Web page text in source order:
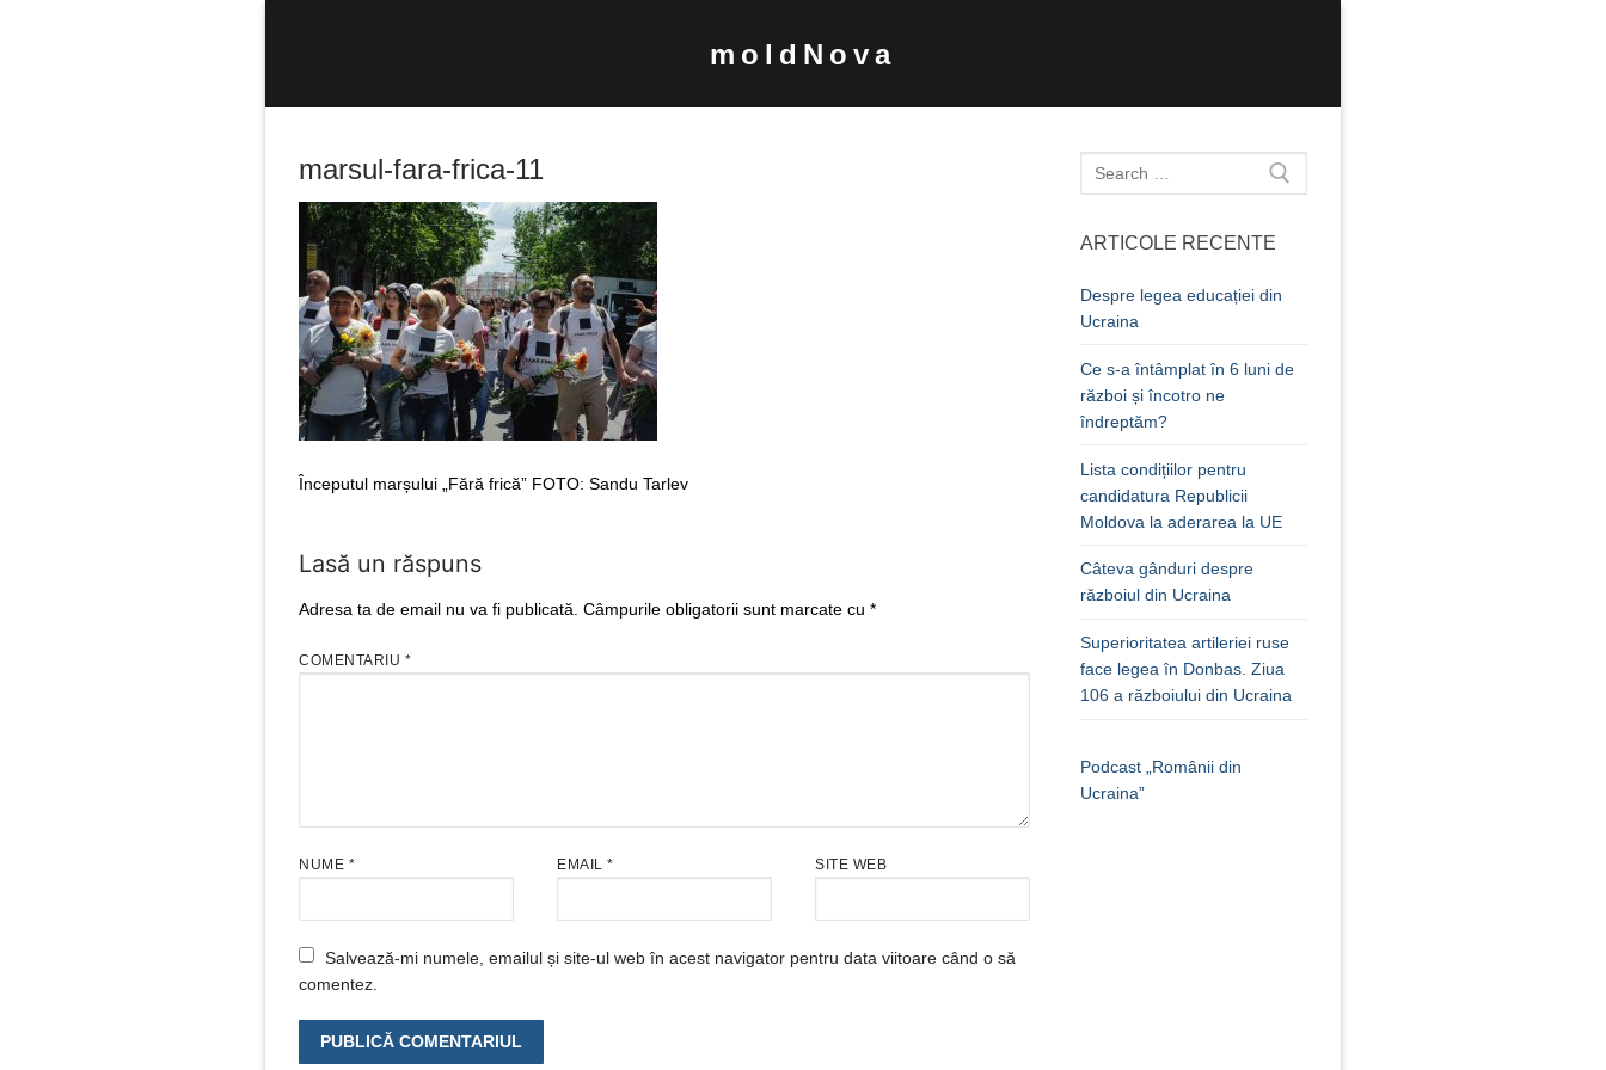
moldNova
Caută
după:
marsul-fara-frica-11
Începutul marșului „Fără frică” FOTO: Sandu Tarlev
Lasă un răspuns
Adresa ta de email nu va fi publicată. Câmpurile obligatorii sunt marcate cu *
COMENTARIU *
NUME * EMAIL * SITE WEB
Salvează-mi numele, emailul și site-ul web în acest navigator pentru data viitoare când o să
comentez.
Caută
după:
ARTICOLE RECENTE
Despre legea educației din
Ucraina
Ce s-a întâmplat în 6 luni de
război și încotro ne
îndreptăm?
Lista condițiilor pentru
candidatura Republicii
Moldova la aderarea la UE
Câteva gânduri despre
războiul din Ucraina
Superioritatea artileriei ruse
face legea în Donbas. Ziua
106 a războiului din Ucraina
Podcast „Românii din
Ucraina”